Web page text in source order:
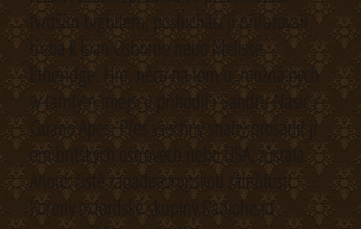
tvrdším bigbítem, posluchači ji přiřazovali
třeba k Joan Osborne nebo Melisse
Etheridge. Hm, něco na tom u, možná bych
w tamtym miejscu přihodil i Sandru Nasic z
Guano Apes. Přes všechny snahy prosadit ji
em britských ostrovech nebo USA, zůstala
Anouk čistě západoevropskou záležitostí.
Kořeny oxfordské skupiny Radiohead